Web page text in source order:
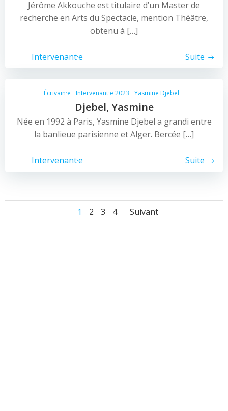
Jérôme Akkouche est titulaire d’un Master de
recherche en Arts du Spectacle, mention Théâtre,
obtenu à […]
Intervenant·e Suite
Écrivain·e Intervenant·e 2023 Yasmine Djebel
Djebel, Yasmine
Née en 1992 à Paris, Yasmine Djebel a grandi entre
la banlieue parisienne et Alger. Bercée […]
Intervenant·e Suite
Posts
Page
1 Page
2 Page
3 Page
4
Posts
Suivant